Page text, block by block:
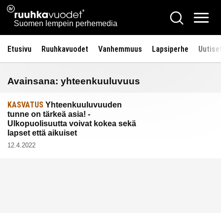
Siirry
sisältöön
Ruuhkavuodet.fi
Suomen lempein perhemedia
Hae
Etusivu Ruuhkavuodet Vanhemmuus Lapsiperhe
Avainsana: yhteenkuuluvuus
KASVATUS Yhteenkuuluvuuden
tunne on tärkeä asia! -
Ulkopuolisuutta voivat kokea sekä
lapset että aikuiset
12.4.2022